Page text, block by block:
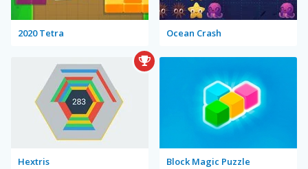
2020 Tetra Ocean Crash
Hextris Block Magic Puzzle